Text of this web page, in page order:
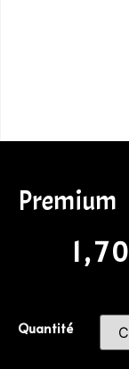
Premium
1,70
Quantité